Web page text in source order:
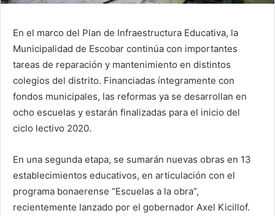
En el marco del Plan de Infraestructura Educativa, la
Municipalidad de Escobar continúa con importantes
tareas de reparación y mantenimiento en distintos
colegios del distrito. Financiadas íntegramente con
fondos municipales, las reformas ya se desarrollan en
ocho escuelas y estarán finalizadas para el inicio del
ciclo lectivo 2020.
En una segunda etapa, se sumarán nuevas obras en 13
establecimientos educativos, en articulación con el
programa bonaerense “Escuelas a la obra”,
recientemente lanzado por el gobernador Axel Kicillof.